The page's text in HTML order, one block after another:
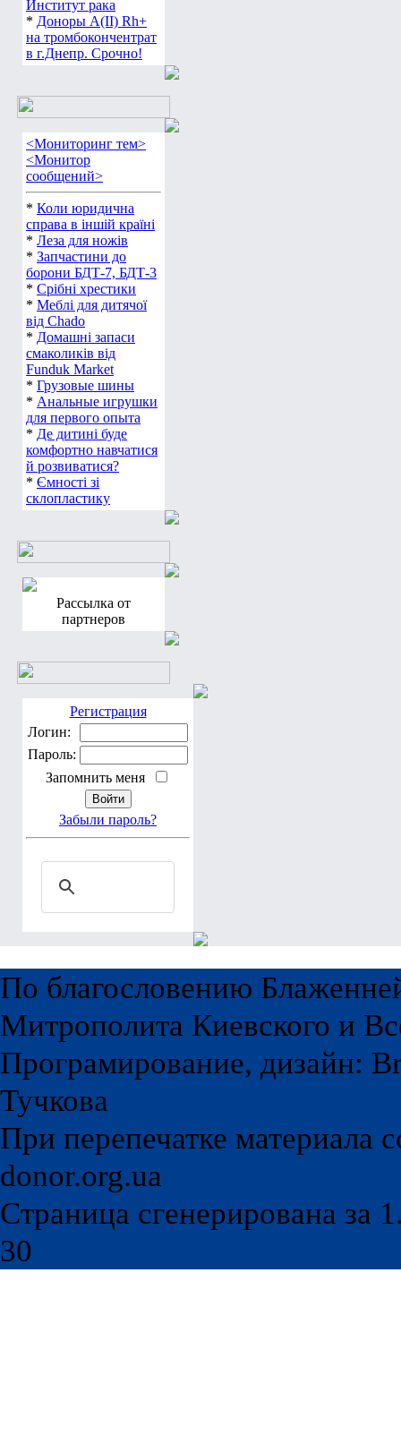
Институт рака
* Доноры А(ІІ) Rh+
на тромбокончентрат
в г.Днепр. Срочно!
<Мониторинг тем>
<Монитор
сообщений>
* Коли юридична
справа в іншій країні
* Леза для ножів
* Запчастини до
борони БДТ-7, БДТ-3
* Срібні хрестики
* Меблі для дитячої
від Chado
* Домашні запаси
смаколиків від
Funduk Market
* Грузовые шины
* Анальные игрушки
для первого опыта
* Де дитині буде
комфортно навчатися
й розвиватися?
* Ємності зі
склопластику
Рассылка от
партнеров
Регистрация
Логин:
Пароль:
Запомнить меня
Забыли пароль?
По благословению
Митрополита Киевского и
Програмирование, дизайн:
Тучкова
При перепечатке материала
donor.org.ua
Страница сгенерирована за
30